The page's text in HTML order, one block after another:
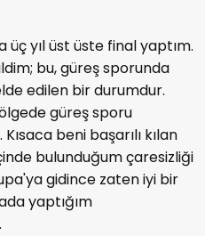
üç yıl üst üste final yaptım.
bu, güreş sporunda
edilen bir durumdur.
güreş sporu
beni başarılı kılan
bulunduğum çaresizliği
gidince zaten iyi bir
yaptığım